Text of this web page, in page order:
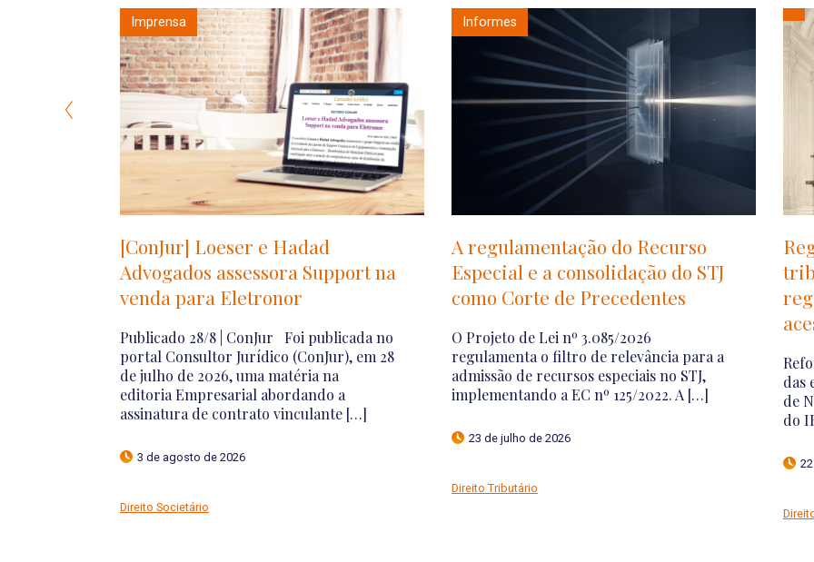
Informes
Dia Nacional da Proteção de
Dados: de compliance a
estratégia de sobrevivência
Neste primeiro Dia Nacional da Proteção
de Dados, celebrado em 17 de julho,
destaca-se que a proteção de dados
deixou de ser apenas uma exigência […]
Governança de IA na prática: o
risco invisível da Shadow AI
inteligência artificial dentro das
empresas sem aprovação, supervisão ou
governança formal. Essa prática expõe
dados corporativos e […]
16 de julho de 2026
Proteção de Dados
a